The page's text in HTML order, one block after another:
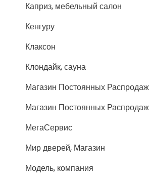
Каприз, мебельный салон
Кенгуру
Клаксон
Клондайк, сауна
Магазин Постоянных Распродаж
Магазин Постоянных Распродаж
МегаСервис
Мир дверей, Магазин
Модель, компания